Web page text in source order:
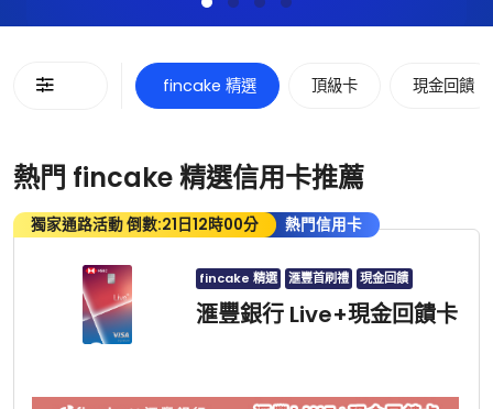
  fincake 精選
頂級卡 現金回饋
熱門 fincake 精選信用卡推薦
fincake 精選 滙豐首刷禮 現金回饋
滙豐銀行 Live+現金回饋卡
獨家通路活動 倒數:21日12時00分 熱門信用卡